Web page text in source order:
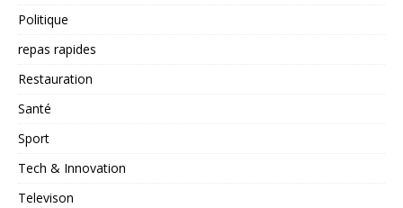
Politique
repas rapides
Restauration
Santé
Sport
Tech & Innovation
Televison